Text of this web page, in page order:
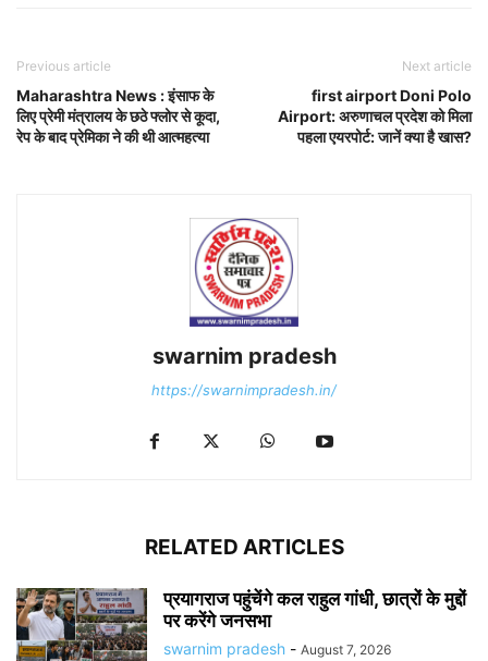
Previous article
Maharashtra News : इंसाफ के
लिए प्रेमी मंत्रालय के छठे फ्लोर से कूदा,
रेप के बाद प्रेमिका ने की थी आत्महत्या
Next article
first airport Doni Polo
Airport: अरुणाचल प्रदेश को मिला
पहला एयरपोर्ट: जानें क्या है खास?
swarnim pradesh
https://swarnimpradesh.in/
RELATED ARTICLES
प्रयागराज पहुंचेंगे कल राहुल गांधी, छात्रों के मुद्दों
पर करेंगे जनसभा
swarnim pradesh - August 7, 2026